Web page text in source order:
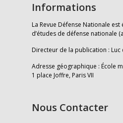
Informations
La Revue Défense Nationale
d’études de défense nationale
Directeur de la publication : Luc
Adresse géographique : École
1 place Joffre, Paris VII
Nous Contacter